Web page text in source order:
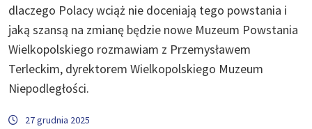
dlaczego Polacy wciąż nie doceniają tego powstania i
jaką szansą na zmianę będzie nowe Muzeum Powstania
Wielkopolskiego rozmawiam z Przemysławem
Terleckim, dyrektorem Wielkopolskiego Muzeum
Niepodległości.
27 grudnia 2025